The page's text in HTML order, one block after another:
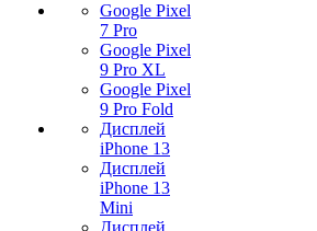
Google Pixel
7 Pro
Google Pixel
9 Pro XL
Google Pixel
9 Pro Fold
Дисплей
iPhone 13
Дисплей
iPhone 13
Mini
Дисплей